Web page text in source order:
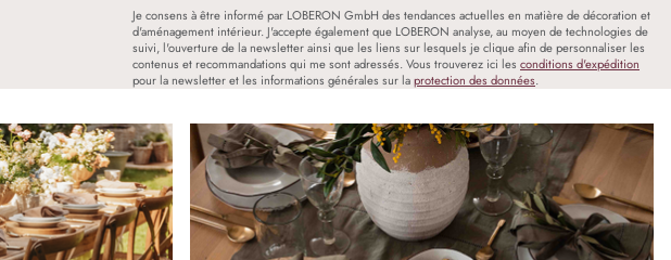
Je consens à être informé par LOBERON GmbH des tendances actuelles en matière de décoration et
d'aménagement intérieur. J'accepte également que LOBERON analyse, au moyen de technologies de
suivi, l'ouverture de la newsletter ainsi que les liens sur lesquels je clique afin de personnaliser les
contenus et recommandations qui me sont adressés. Vous trouverez ici les conditions d'expédition
pour la newsletter et les informations générales sur laprotection des données.